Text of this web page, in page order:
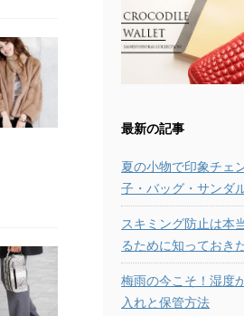
最新の記事
夏の小物で印象チェ
子・バッグ・サンダ
スキミング防止は本
るために知っておき
梅雨の今こそ！湿度
入れと保管方法